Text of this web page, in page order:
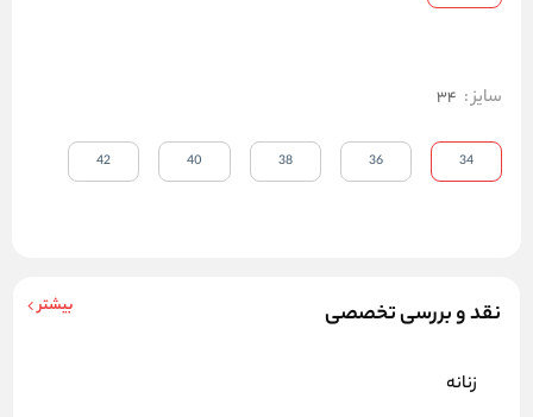
نقد و بررسی تخصصی بیشتر
زنانه
سایز:
34
34
36
38
40
42